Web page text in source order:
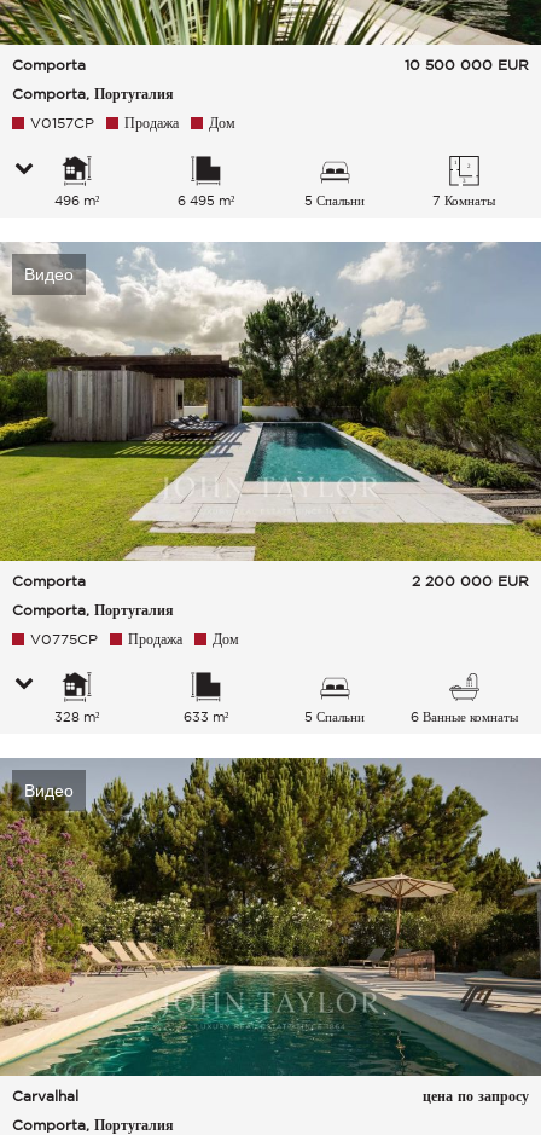
Comporta
Comporta, Португалия
10 500 000 EUR
V0157CP Продажа Дом
496 m² 6 495 m² 5 Спальни 7 Комнаты
Видео
Comporta
Comporta, Португалия
2 200 000 EUR
V0775CP Продажа Дом
328 m² 633 m² 5 Спальни 6 Ванные комнаты
Видео
Carvalhal
Comporta, Португалия
цена по запросу